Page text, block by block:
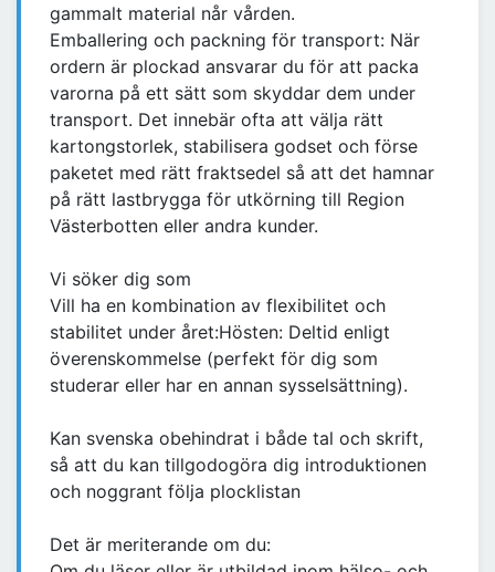
gammalt material når vården.
Emballering och packning för transport: När
ordern är plockad ansvarar du för att packa
varorna på ett sätt som skyddar dem under
transport. Det innebär ofta att välja rätt
kartongstorlek, stabilisera godset och förse
paketet med rätt fraktsedel så att det hamnar
på rätt lastbrygga för utkörning till Region
Västerbotten eller andra kunder.
Vi söker dig som
Vill ha en kombination av flexibilitet och
stabilitet under året:Hösten: Deltid enligt
överenskommelse (perfekt för dig som
studerar eller har en annan sysselsättning).
Kan svenska obehindrat i både tal och skrift,
så att du kan tillgodogöra dig introduktionen
och noggrant följa plocklistan
Det är meriterande om du: